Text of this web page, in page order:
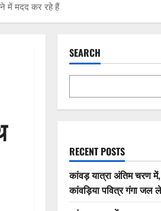
में मदद कर रहे हैं
SEARCH
RECENT POSTS
कांवड़ यात्रा अंतिम चरण
कांवड़िया पवित्र गंगा जल